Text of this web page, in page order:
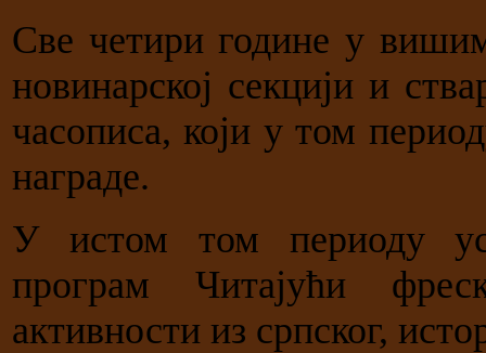
Све четири године у
новинарској секцији и
часописа, који у том
награде.
У истом том периоду
програм Читајући
активности из српског,